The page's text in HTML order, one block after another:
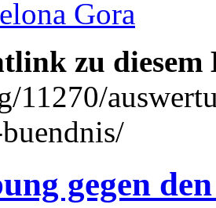
Gora
zu
11270/
gegen